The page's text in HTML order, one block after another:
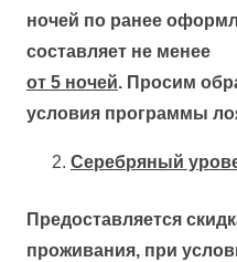
ночей по ранее
составляет не менее
от 5 ночей. Просим
условия программы
Серебряный
Предоставляется
проживания, при